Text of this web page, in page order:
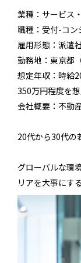
業種： サービス
職種： 受付-コン
雇用形態： 派遣
勤務地： 東京都
想定年収： 時給
350万円程度を
会社概要： 不動
20代から30代の
グローバルな環
リアを大事にす